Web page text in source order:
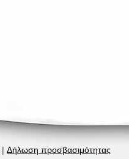
| Δήλωση προσβασιμότητας